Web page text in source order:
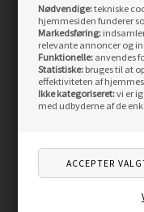
Nødvendige:tekniske
hjemmesiden funderer
Markedsføring:
relevante annoncer og
Funktionelle: anvendes
Statistiske: bruges til at
effektiviteten af
Ikke kategoriseret:vi er
med udbyderne af de
699,00 DKK
LÆS MERE
ANDRE